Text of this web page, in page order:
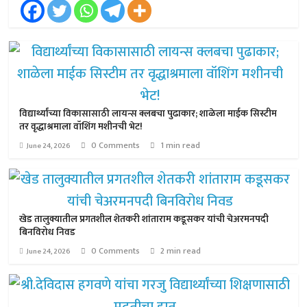
विद्यार्थ्यांच्या विकासासाठी लायन्स क्लबचा पुढाकार; शाळेला माईक सिस्टीम
तर वृद्धाश्रमाला वॉशिंग मशीनची भेट!
June 24, 2026 0 Comments 1 min read
खेड तालुक्यातील प्रगतशील शेतकरी शांताराम कडूसकर यांची चेअरमनपदी
बिनविरोध निवड
June 24, 2026 0 Comments 2 min read